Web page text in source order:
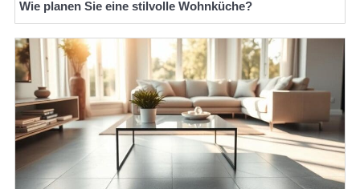
Wie planen Sie eine stilvolle Wohnküche?